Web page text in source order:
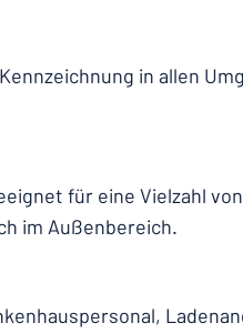
in allen
für eine Vielzahl von
im Außenbereich.